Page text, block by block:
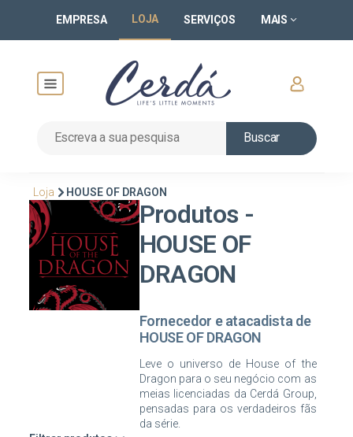
EMPRESA LOJA SERVIÇOS MAIS
Buscar
Loja HOUSE OF DRAGON
Produtos -
HOUSE OF
DRAGON
Fornecedor e atacadista de
HOUSE OF DRAGON
Leve o universo de House of the
Dragon para o seu negócio com as
meias licenciadas da Cerdá Group,
pensadas para os verdadeiros fãs